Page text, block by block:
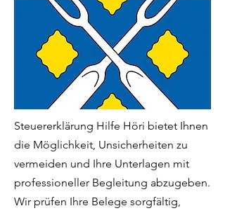
Steuererklärung Hilfe Höri bietet Ihnen
die Möglichkeit, Unsicherheiten zu
vermeiden und Ihre Unterlagen mit
professioneller Begleitung abzugeben.
Wir prüfen Ihre Belege sorgfältig,